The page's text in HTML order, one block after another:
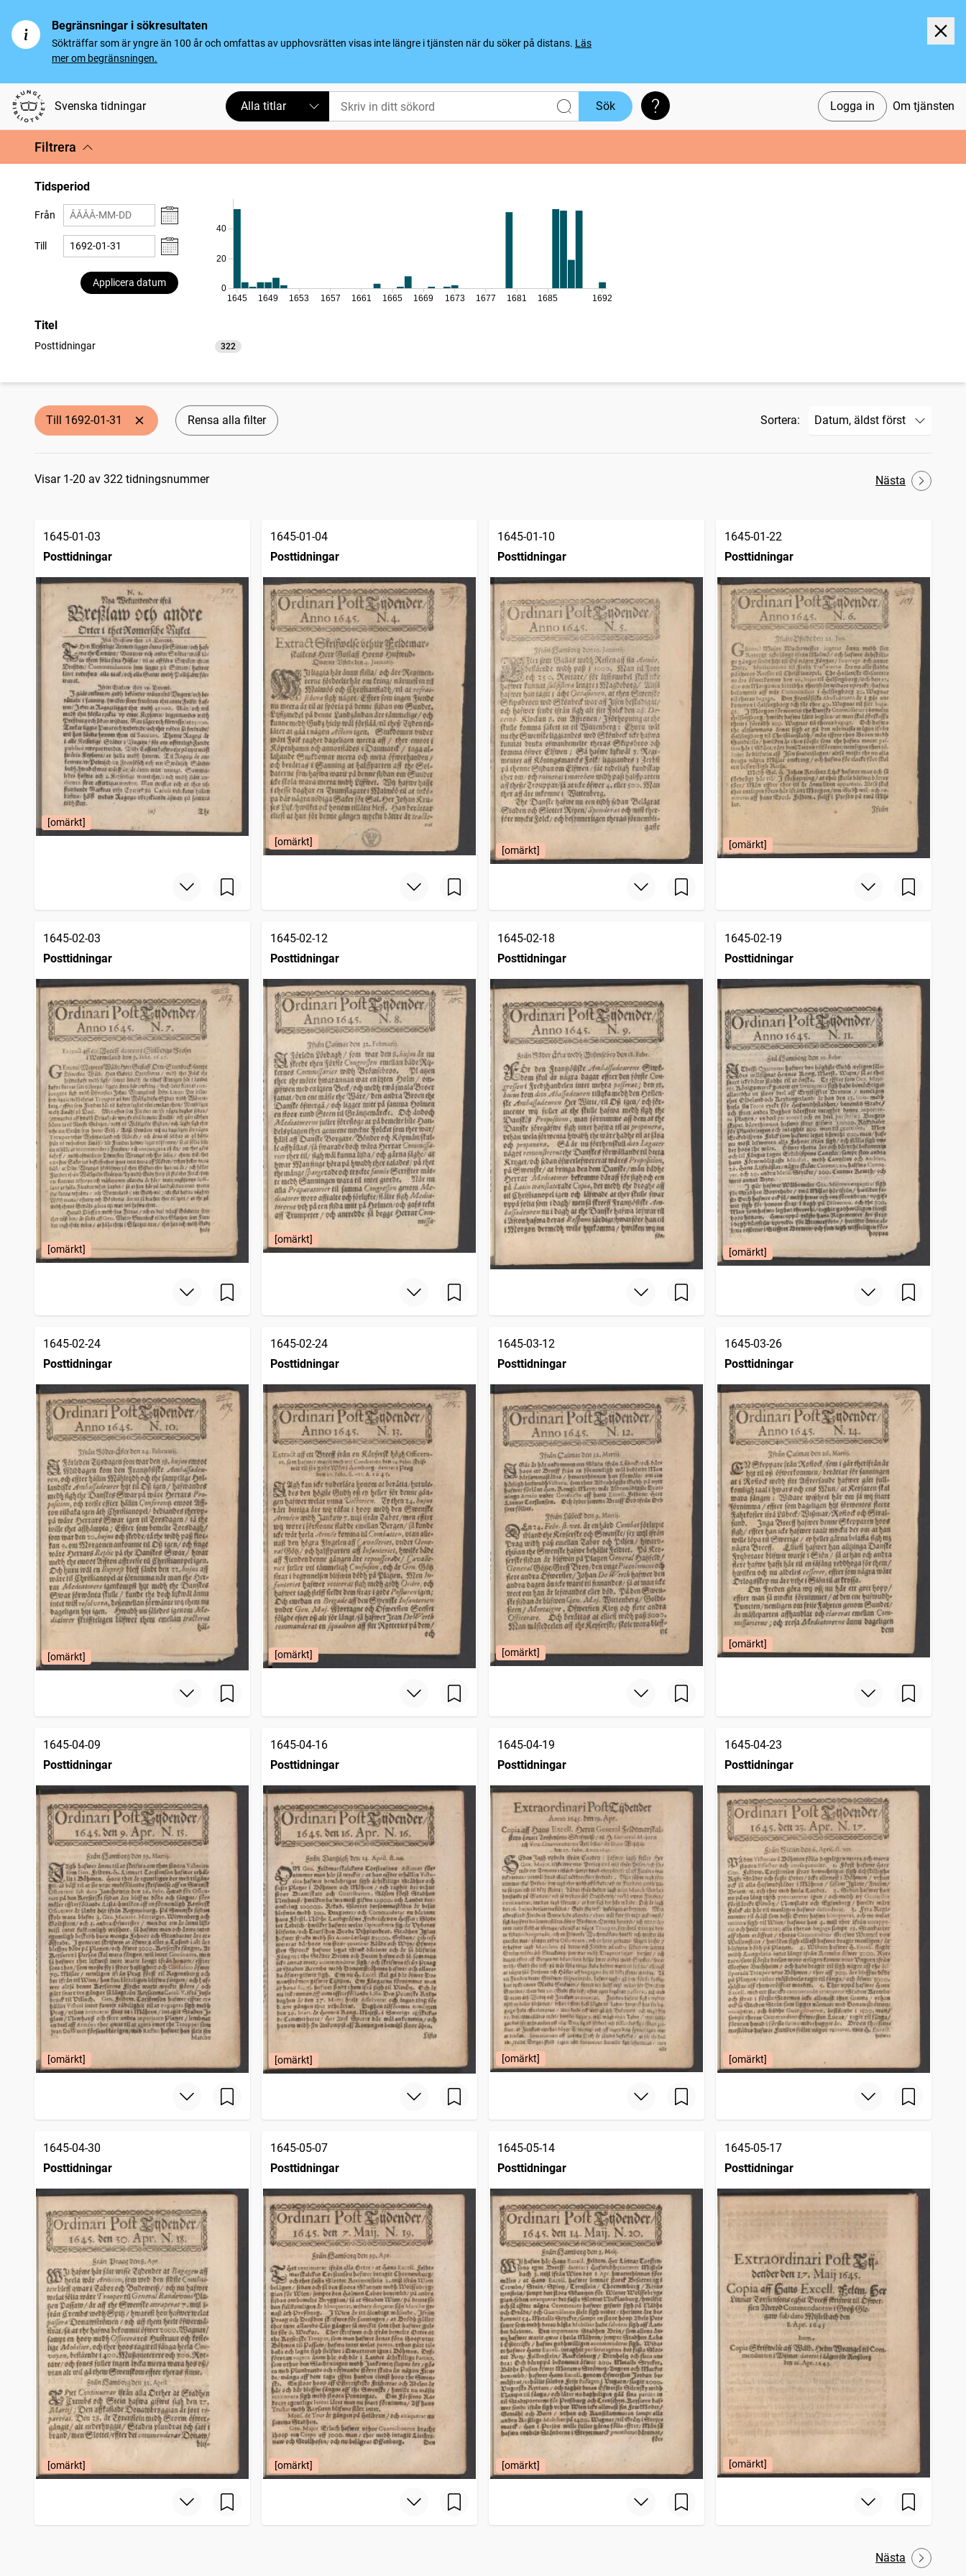
Begränsningar i sökresultaten
Sökträffar som är yngre än 100 år och omfattas av upphovsrätten visas inte längre i tjänsten när du söker på distans. Läs
mer om begränsningen.
Svenska tidningar Logga in Om tjänsten
Alla titlar Sök Söktips
Filtrera
Tidsperiod
Från
Till
Applicera datum
0
20
40
1645 1649 1653 1657 1661 1665 1669 1673 1677 1681 1685 1692
Titel
Posttidningar 322
träffar
Till 1692-01-31 Rensa alla filter Sortera:
Sökresultat
Visar 1-20 av 322 tidningsnummer Nästa
1645-01-03
Posttidningar
[omärkt]
1645-01-04
Posttidningar
[omärkt]
1645-01-10
Posttidningar
[omärkt]
1645-01-22
Posttidningar
[omärkt]
1645-02-03
Posttidningar
[omärkt]
1645-02-12
Posttidningar
[omärkt]
1645-02-18
Posttidningar
1645-02-19
Posttidningar
[omärkt]
1645-02-24
Posttidningar
[omärkt]
1645-02-24
Posttidningar
[omärkt]
1645-03-12
Posttidningar
[omärkt]
1645-03-26
Posttidningar
[omärkt]
1645-04-09
Posttidningar
[omärkt]
1645-04-16
Posttidningar
[omärkt]
1645-04-19
Posttidningar
[omärkt]
1645-04-23
Posttidningar
[omärkt]
1645-04-30
Posttidningar
[omärkt]
1645-05-07
Posttidningar
[omärkt]
1645-05-14
Posttidningar
[omärkt]
1645-05-17
Posttidningar
[omärkt]
Nästa